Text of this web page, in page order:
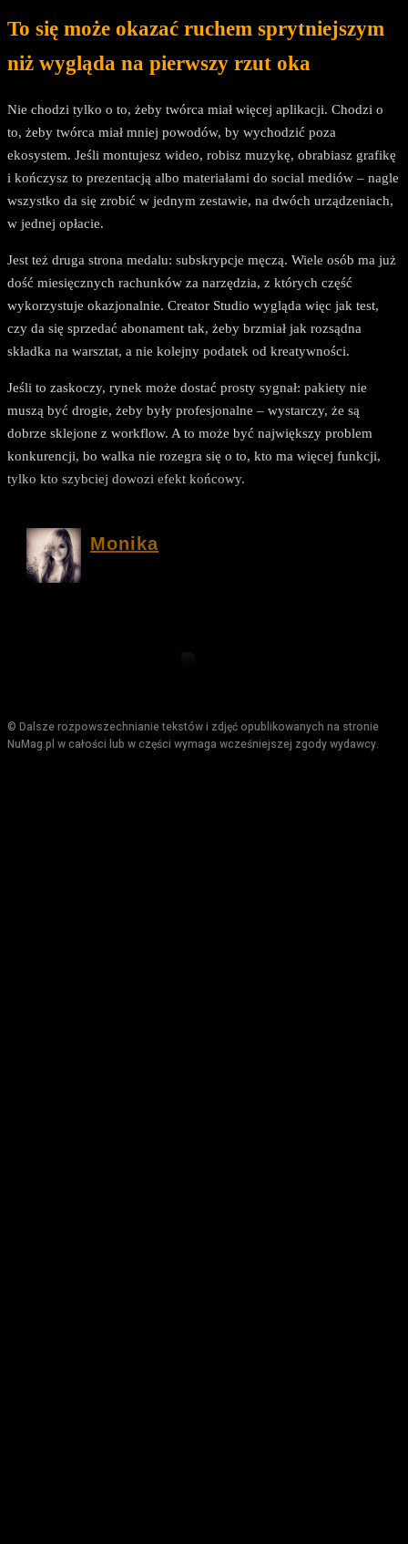
To się może okazać ruchem sprytniejszym
niż wygląda na pierwszy rzut oka
Nie chodzi tylko o to, żeby twórca miał więcej aplikacji. Chodzi o
to, żeby twórca miał mniej powodów, by wychodzić poza
ekosystem. Jeśli montujesz wideo, robisz muzykę, obrabiasz grafikę
i kończysz to prezentacją albo materiałami do social mediów – nagle
wszystko da się zrobić w jednym zestawie, na dwóch urządzeniach,
w jednej opłacie.
Jest też druga strona medalu: subskrypcje męczą. Wiele osób ma już
dość miesięcznych rachunków za narzędzia, z których część
wykorzystuje okazjonalnie. Creator Studio wygląda więc jak test,
czy da się sprzedać abonament tak, żeby brzmiał jak rozsądna
składka na warsztat, a nie kolejny podatek od kreatywności.
Jeśli to zaskoczy, rynek może dostać prosty sygnał: pakiety nie
muszą być drogie, żeby były profesjonalne – wystarczy, że są
dobrze sklejone z workflow. A to może być największy problem
konkurencji, bo walka nie rozegra się o to, kto ma więcej funkcji,
tylko kto szybciej dowozi efekt końcowy.
Monika
© Dalsze rozpowszechnianie tekstów i zdjęć opublikowanych na stronie
NuMag.pl w całości lub w części wymaga wcześniejszej zgody wydawcy.